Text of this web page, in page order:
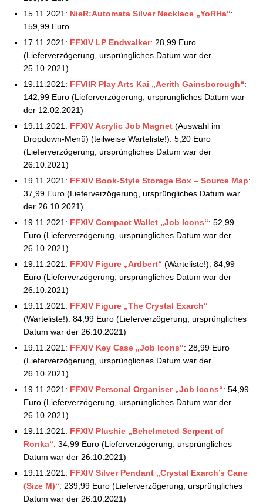
15.11.2021: NieR:Automata Silver Necklace „YoRHa“:
159,99 Euro
17.11.2021: FFXIV LP Endwalker: 28,99 Euro
(Lieferverzögerung, ursprüngliches Datum war der
25.10.2021)
19.11.2021: FFVIIR Play Arts Kai „Aerith Gainsborough“:
142,99 Euro (Lieferverzögerung, ursprüngliches Datum war
der 12.02.2021)
19.11.2021: FFXIV Acrylic Job Magnet (Auswahl im
Dropdown-Menü) (teilweise Warteliste!): 5,20 Euro
(Lieferverzögerung, ursprüngliches Datum war der
26.10.2021)
19.11.2021: FFXIV Book-Style Storage Box – Source Map:
37,99 Euro (Lieferverzögerung, ursprüngliches Datum war
der 26.10.2021)
19.11.2021: FFXIV Compact Wallet „Job Icons“: 52,99
Euro (Lieferverzögerung, ursprüngliches Datum war der
26.10.2021)
19.11.2021: FFXIV Figure „Ardbert“ (Warteliste!): 84,99
Euro (Lieferverzögerung, ursprüngliches Datum war der
26.10.2021)
19.11.2021: FFXIV Figure „The Crystal Exarch“
(Warteliste!): 84,99 Euro (Lieferverzögerung, ursprüngliches
Datum war der 26.10.2021)
19.11.2021: FFXIV Key Case „Job Icons“: 28,99 Euro
(Lieferverzögerung, ursprüngliches Datum war der
26.10.2021)
19.11.2021: FFXIV Personal Organiser „Job Icons“: 54,99
Euro (Lieferverzögerung, ursprüngliches Datum war der
26.10.2021)
19.11.2021: FFXIV Plushie „Behelmeted Serpent of
Ronka“: 34,99 Euro (Lieferverzögerung, ursprüngliches
Datum war der 26.10.2021)
19.11.2021: FFXIV Silver Pendant „Crystal Exarch’s Cane
(Size M)“: 239,99 Euro (Lieferverzögerung, ursprüngliches
Datum war der 26.10.2021)